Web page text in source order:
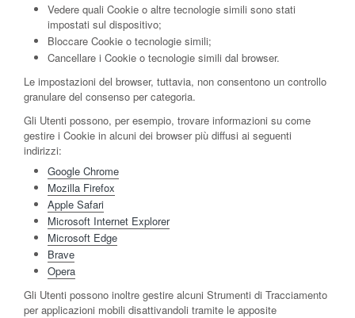
Vedere quali Cookie o altre tecnologie simili sono stati
impostati sul dispositivo;
Bloccare Cookie o tecnologie simili;
Cancellare i Cookie o tecnologie simili dal browser.
Le impostazioni del browser, tuttavia, non consentono un controllo
granulare del consenso per categoria.
Gli Utenti possono, per esempio, trovare informazioni su come
gestire i Cookie in alcuni dei browser più diffusi ai seguenti
indirizzi:
Google Chrome
Mozilla Firefox
Apple Safari
Microsoft Internet Explorer
Microsoft Edge
Brave
Opera
Gli Utenti possono inoltre gestire alcuni Strumenti di Tracciamento
per applicazioni mobili disattivandoli tramite le apposite